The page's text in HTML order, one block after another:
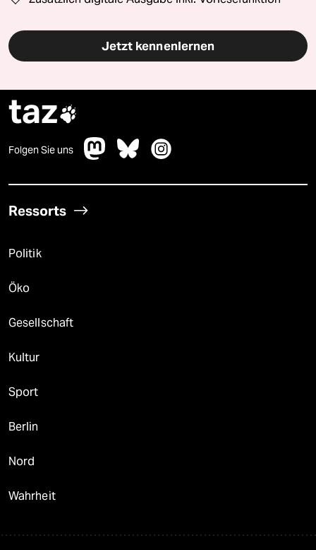
Jetzt kennenlernen
taz
Folgen Sie uns
Ressorts
Politik
Öko
Gesellschaft
Kultur
Sport
Berlin
Nord
Wahrheit